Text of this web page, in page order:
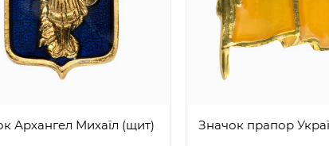
Архангел Михаїл (щит) Значок прапор